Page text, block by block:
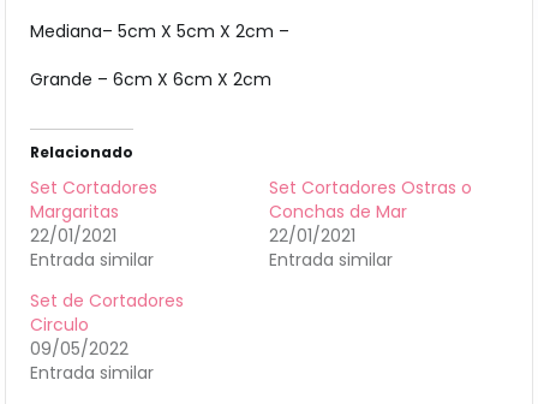
Mediana– 5cm X 5cm X 2cm –
Grande – 6cm X 6cm X 2cm
Relacionado
Set Cortadores
Margaritas
22/01/2021
Entrada similar
Set Cortadores Ostras o
Conchas de Mar
22/01/2021
Entrada similar
Set de Cortadores
Circulo
09/05/2022
Entrada similar